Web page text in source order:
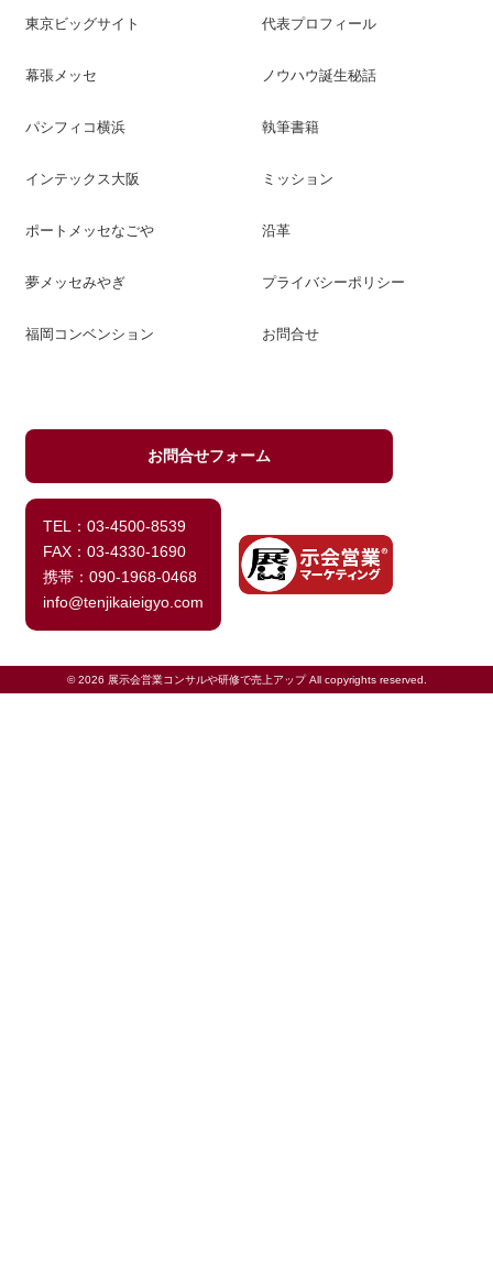
東京ビッグサイト
幕張メッセ
パシフィコ横浜
インテックス大阪
ポートメッセなごや
夢メッセみやぎ
福岡コンベンション
代表プロフィール
ノウハウ誕生秘話
執筆書籍
ミッション
沿革
プライバシーポリシー
お問合せ
お問合せフォーム
TEL：03-4500-8539
FAX：03-4330-1690
携帯：090-1968-0468
info@tenjikaieigyo.com
© 2026 展示会営業コンサルや研修で売上アップ All copyrights reserved.